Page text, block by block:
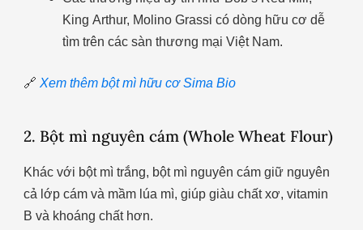
King Arthur, Molino Grassi có dòng hữu cơ dễ
tìm trên các sàn thương mại Việt Nam.
🔗 Xem thêm bột mì hữu cơ Sima Bio
2. Bột mì nguyên cám (Whole Wheat Flour)
Khác với bột mì trắng, bột mì nguyên cám giữ nguyên
cả lớp cám và mầm lúa mì, giúp giàu chất xơ, vitamin
B và khoáng chất hơn.